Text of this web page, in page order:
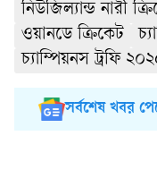
নিউজিল্যান্ড নারী
ওয়ানডে ক্রিকেট
চ্যাম্পিয়নস ট্রফি
সর্বশেষ খবর